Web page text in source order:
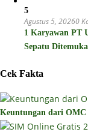
5
Agustus 5, 20260
1 Karyawan PT
Sepatu
Cek Fakta
Keuntungan dari OMC